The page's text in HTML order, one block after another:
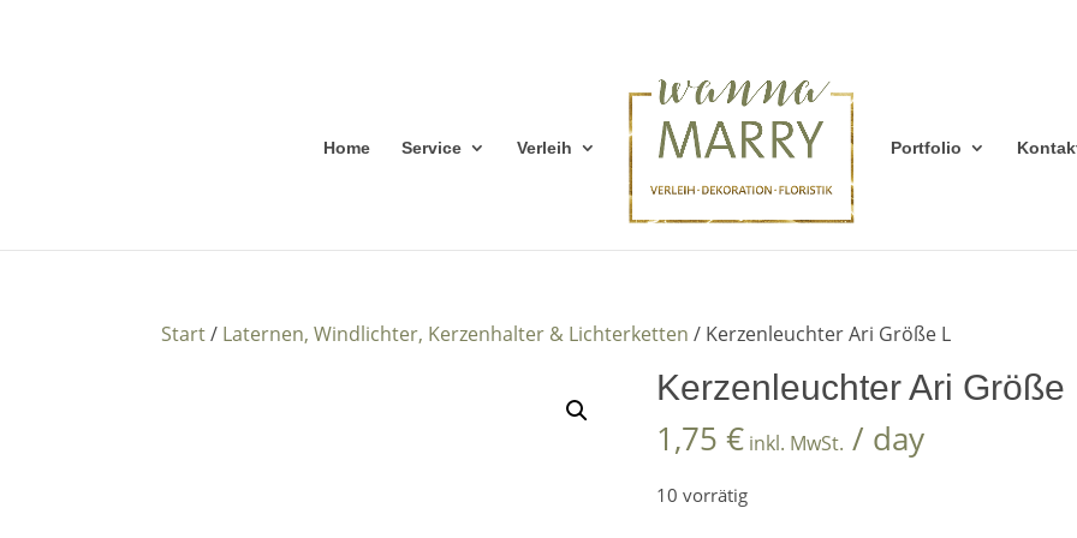
Home Service Verleih Portfolio
Start/ Laternen, Windlichter, Kerzenhalter & Lichterketten / Kerzenleuchter Ari Größe L
Kerzenleuchter Ari Größe
1,75€ inkl. MwSt. / day
10 vorrätig